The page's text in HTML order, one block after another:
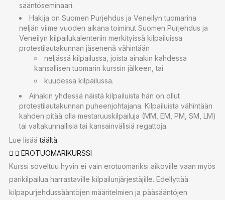
sääntöseminaari.
Hakija on Suomen Purjehdus ja Veneilyn tuomarina
neljän viime vuoden aikana toiminut Suomen Purjehdus ja
Veneilyn kilpailukalenteriin merkityissä kilpailuissa
protestilautakunnan jäsenenä vähintään
neljässä kilpailussa, joista ainakin kahdessa
kansallisen tuomarin kurssin jälkeen, tai
kuudessa kilpailussa.
Ainakin yhdessä näistä kilpailuista hän on ollut
protestilautakunnan puheenjohtajana. Kilpailuista vähintään
kahden pitää olla mestaruuskilpailuja (MM, EM, PM, SM, LM)
tai valtakunnallisia tai kansainvälisiä regattoja.
Lue lisäätäältä.
EROTUOMARIKURSSI
Kurssi soveltuu hyvin ei vain erotuomariksi aikoville vaan myös
parikilpailua harrastaville kilpailunjärjestäjille. Edellyttää
kilpapurjehdussääntöjen määritelmien ja pääsääntöjen